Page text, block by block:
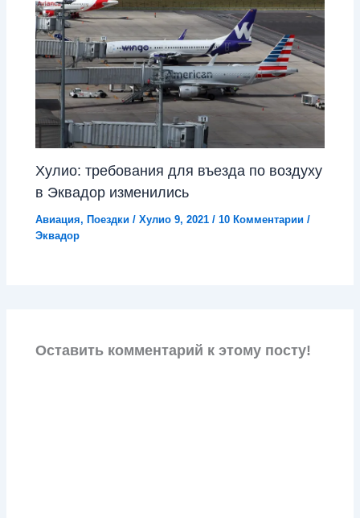
Хулио: требования для въезда по воздуху
в Эквадор изменились
Авиация, Поездки /Хулио 9, 2021/10 Комментарии /
Эквадор
Оставить комментарий к этому посту!